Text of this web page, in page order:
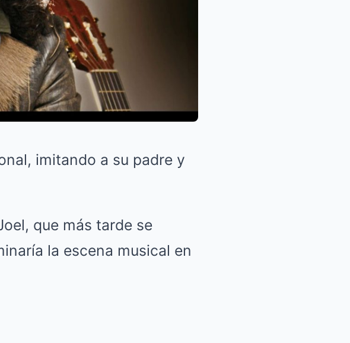
imitando a su padre y
que más tarde se
la escena musical en